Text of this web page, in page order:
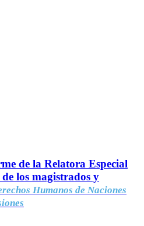
de la Relatora Especial
los magistrados y
Humanos de Naciones